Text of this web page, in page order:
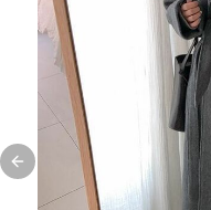
Previous slide